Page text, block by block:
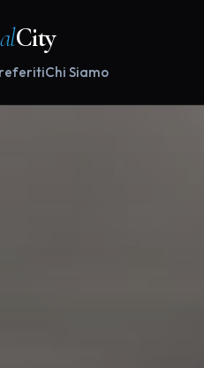
City
Chi Siamo